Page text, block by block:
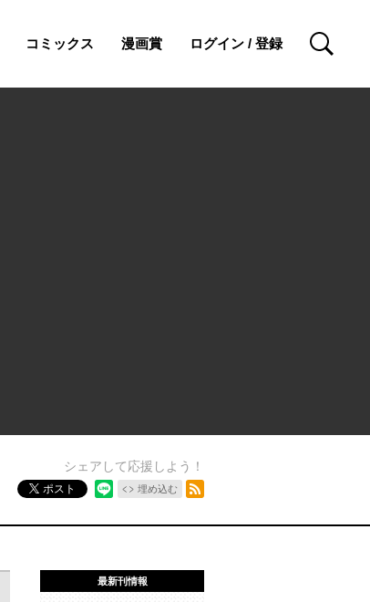
コミックス 漫画賞 ログイン / 登録 検索
シェアして応援しよう！
ポスト 埋め込む
最新刊情報